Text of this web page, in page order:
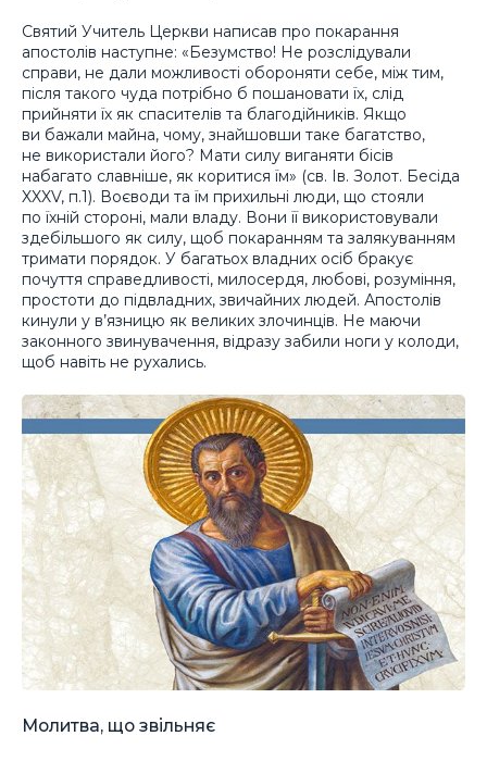
Святий Учитель Церкви написав про покарання
апостолів наступне: «Безумство! Не розслідували
справи, не дали можливості обороняти себе, між тим,
після такого чуда потрібно б пошановати їх, слід
прийняти їх як спасителів та благодійників. Якщо
ви бажали майна, чому, знайшовши таке багатство,
не використали його? Мати силу виганяти бісів
набагато славніше, як коритися їм» (св. Ів. Золот. Бесіда
XXXV, п.1). Воєводи та їм прихильні люди, що стояли
по їхній стороні, мали владу. Вони її використовували
здебільшого як силу, щоб покаранням та залякуванням
тримати порядок. У багатьох владних осіб бракує
почуття справедливості, милосердя, любові, розуміння,
простоти до підвладних, звичайних людей. Апостолів
кинули у в’язницю як великих злочинців. Не маючи
законного звинувачення, відразу забили ноги у колоди,
щоб навіть не рухались.
Молитва, що звільняє